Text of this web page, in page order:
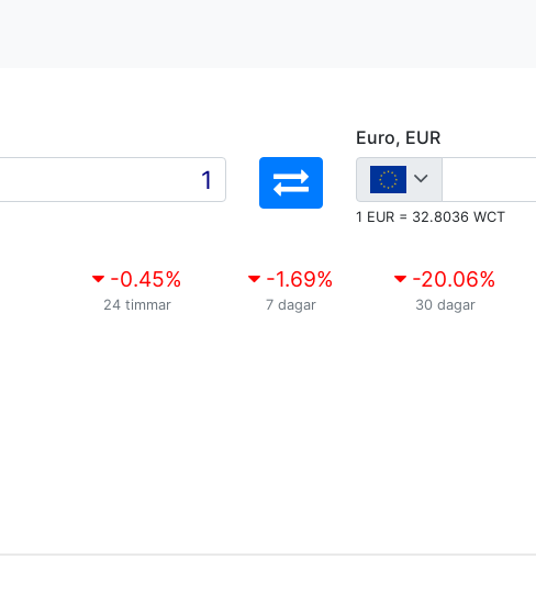
Euro, EUR
1 EUR = 32.8036 WCT
-0.45%
24 timmar
-1.69%
7 dagar
-20.06%
30 dagar